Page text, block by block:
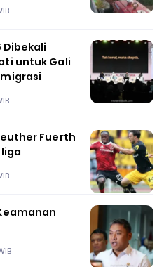
Dibekali
untuk Gali
Fuerth